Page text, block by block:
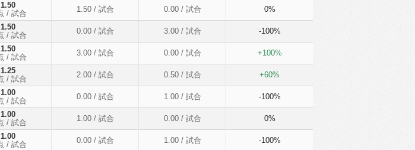
1.50
/ 試合 1.50/ 試合 0.00/ 試合 0%
1.50
/ 試合 0.00/ 試合 3.00/ 試合 -100%
1.50
/ 試合 3.00/ 試合 0.00/ 試合 +100%
1.25
/ 試合 2.00/ 試合 0.50/ 試合 +60%
1.00
/ 試合 0.00/ 試合 1.00/ 試合 -100%
1.00
/ 試合 1.00/ 試合 0.00/ 試合 0%
1.00
/ 試合 0.00/ 試合 1.00/ 試合 -100%